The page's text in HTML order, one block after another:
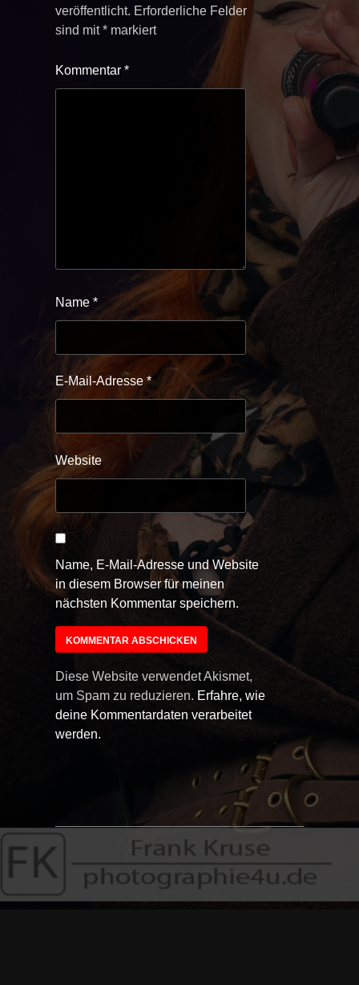
veröffentlicht. Erforderliche Felder
sind mit* markiert
Kommentar *
Name *
E-Mail-Adresse*
Website
Name, E-Mail-Adresse und Website
in diesem Browser für meinen
nächsten Kommentar speichern.
Diese Website verwendet Akismet,
um Spam zu reduzieren. Erfahre, wie
deine Kommentardaten verarbeitet
werden.